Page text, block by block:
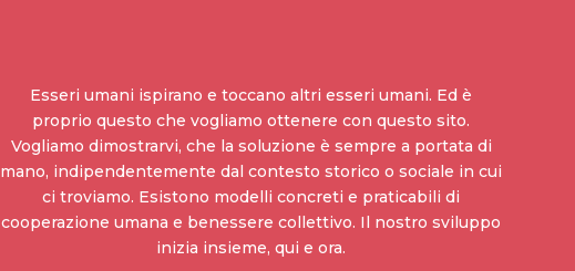
Esseri umani ispirano e toccano altri esseri umani. Ed è
proprio questo che vogliamo ottenere con questo sito.
Vogliamo dimostrarvi, che la soluzione è sempre a portata di
mano, indipendentemente dal contesto storico o sociale in cui
ci troviamo. Esistono modelli concreti e praticabili di
cooperazione umana e benessere collettivo. Il nostro sviluppo
inizia insieme, qui e ora.